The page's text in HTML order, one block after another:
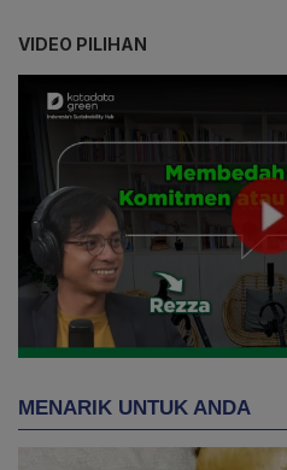
VIDEO PILIHAN